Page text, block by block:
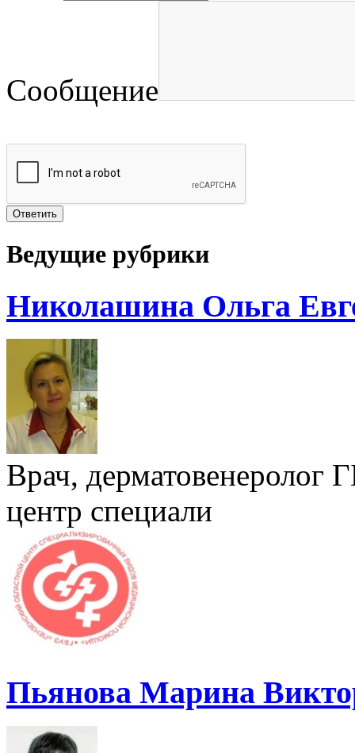
Сообщение
Ведущие рубрики
Николашина Ольга
Врач, дерматовенеролог
центр специали
Пьянова Марина